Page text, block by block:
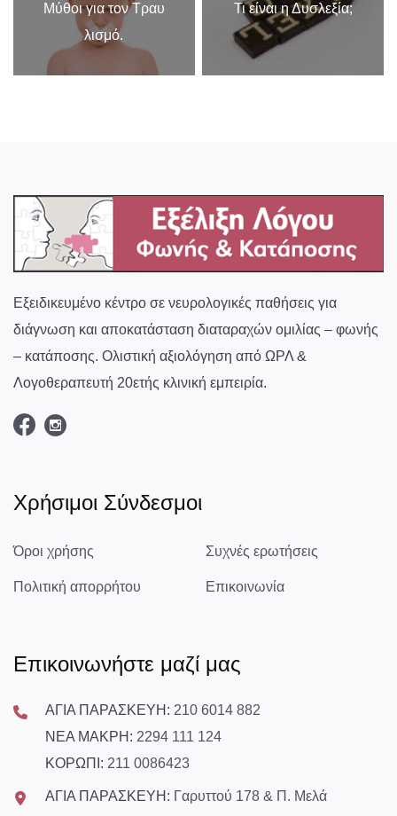
Μύθοι για τον Τραυ
λισμό.
Τι είναι η Δυσλεξία;
Εξειδικευμένο κέντρο σε νευρολογικές παθήσεις για
διάγνωση και αποκατάσταση διαταραχών ομιλίας – φωνής
– κατάποσης. Ολιστική αξιολόγηση από ΩΡΛ &
Λογοθεραπευτή 20ετής κλινική εμπειρία.
Χρήσιμοι Σύνδεσμοι
Όροι χρήσης
Πολιτική απορρήτου
Συχνές ερωτήσεις
Επικοινωνία
Επικοινωνήστε μαζί μας
ΑΓΙΑ ΠΑΡΑΣΚΕΥΗ: 210 6014 882
ΝΕΑ ΜΑΚΡΗ: 2294 111 124
ΚΟΡΩΠΙ: 211 0086423
ΑΓΙΑ ΠΑΡΑΣΚΕΥΗ: Γαρυττού 178 & Π. Μελά